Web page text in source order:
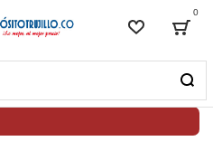
Lista de
0